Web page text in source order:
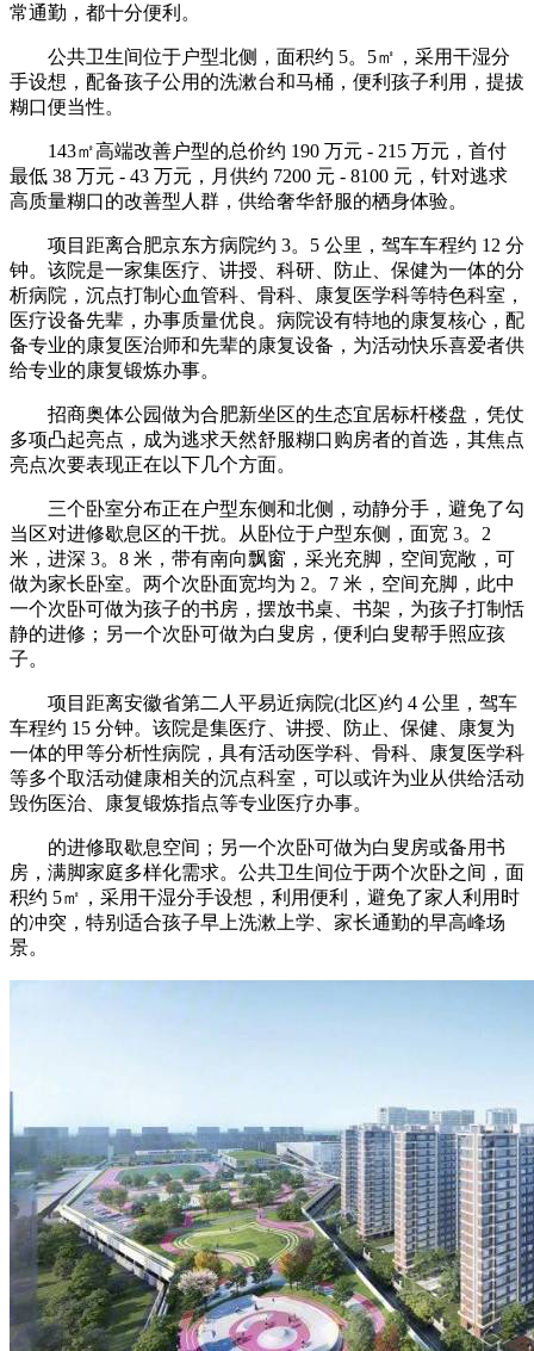
常通勤，都十分便利。
公共卫生间位于户型北侧，面积约 5。5㎡，采用干湿分
手设想，配备孩子公用的洗漱台和马桶，便利孩子利用，提拔
糊口便当性。
143㎡高端改善户型的总价约 190 万元 - 215 万元，首付
最低 38 万元 - 43 万元，月供约 7200 元 - 8100 元，针对逃求
高质量糊口的改善型人群，供给奢华舒服的栖身体验。
项目距离合肥京东方病院约 3。5 公里，驾车车程约 12 分
钟。该院是一家集医疗、讲授、科研、防止、保健为一体的分
析病院，沉点打制心血管科、骨科、康复医学科等特色科室，
医疗设备先辈，办事质量优良。病院设有特地的康复核心，配
备专业的康复医治师和先辈的康复设备，为活动快乐喜爱者供
给专业的康复锻炼办事。
招商奥体公园做为合肥新坐区的生态宜居标杆楼盘，凭仗
多项凸起亮点，成为逃求天然舒服糊口购房者的首选，其焦点
亮点次要表现正在以下几个方面。
三个卧室分布正在户型东侧和北侧，动静分手，避免了勾
当区对进修歇息区的干扰。从卧位于户型东侧，面宽 3。2
米，进深 3。8 米，带有南向飘窗，采光充脚，空间宽敞，可
做为家长卧室。两个次卧面宽均为 2。7 米，空间充脚，此中
一个次卧可做为孩子的书房，摆放书桌、书架，为孩子打制恬
静的进修；另一个次卧可做为白叟房，便利白叟帮手照应孩
子。
项目距离安徽省第二人平易近病院(北区)约 4 公里，驾车
车程约 15 分钟。该院是集医疗、讲授、防止、保健、康复为
一体的甲等分析性病院，具有活动医学科、骨科、康复医学科
等多个取活动健康相关的沉点科室，可以或许为业从供给活动
毁伤医治、康复锻炼指点等专业医疗办事。
的进修取歇息空间；另一个次卧可做为白叟房或备用书
房，满脚家庭多样化需求。公共卫生间位于两个次卧之间，面
积约 5㎡，采用干湿分手设想，利用便利，避免了家人利用时
的冲突，特别适合孩子早上洗漱上学、家长通勤的早高峰场
景。